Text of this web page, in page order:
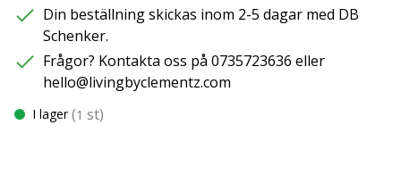
Din beställning skickas inom 2-5 dagar med DB
Schenker.
Frågor? Kontakta oss på 0735723636 eller
hello@livingbyclementz.com
I lager (1 st)